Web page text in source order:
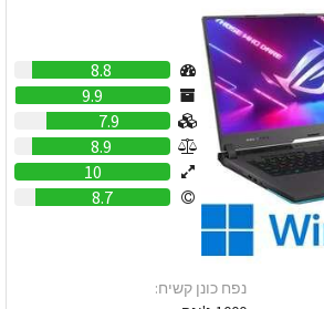
8.8
9.9
7.9
8.9
10
8.7
נפח כונן קשיח: